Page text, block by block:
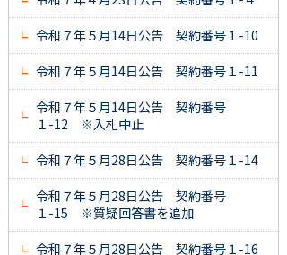
令和７年５月14日公告 契約番号１-10
令和７年５月14日公告 契約番号１-11
令和７年５月14日公告 契約番号
１-12 ※入札中止
令和７年５月28日公告 契約番号１-14
令和７年５月28日公告 契約番号
１-15 ※質疑回答書を追加
令和７年５月28日公告 契約番号１-16